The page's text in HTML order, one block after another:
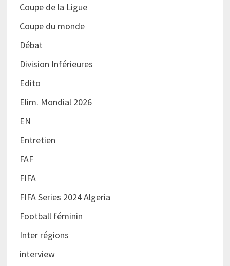
Coupe de la Ligue
Coupe du monde
Débat
Division Inférieures
Edito
Elim. Mondial 2026
EN
Entretien
FAF
FIFA
FIFA Series 2024 Algeria
Football féminin
Inter régions
interview